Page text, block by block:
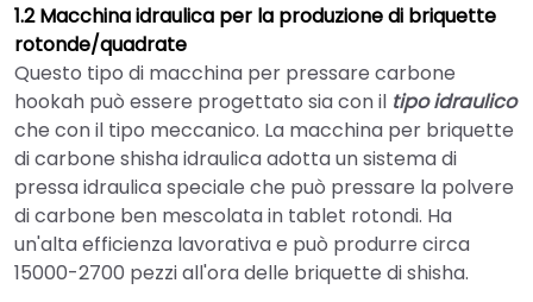
1.2 Macchina idraulica per la produzione di briquette
rotonde/quadrate
Questo tipo di macchina per pressare carbone
hookah può essere progettato sia con il tipo idraulico
che con il tipo meccanico. La macchina per briquette
di carbone shisha idraulica adotta un sistema di
pressa idraulica speciale che può pressare la polvere
di carbone ben mescolata in tablet rotondi. Ha
un'alta efficienza lavorativa e può produrre circa
15000-2700 pezzi all'ora delle briquette di shisha.